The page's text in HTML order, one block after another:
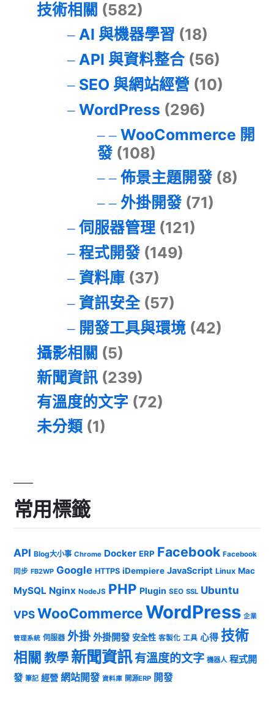
技術相關 (582)
AI 與機器學習 (18)
API 與資料整合(56)
SEO 與網站經營 (10)
WordPress (296)
WooCommerce 開
發(108)
佈景主題開發(8)
外掛開發(71)
伺服器管理(121)
程式開發(149)
資料庫(37)
資訊安全(57)
開發工具與環境(42)
攝影相關 (5)
新聞資訊 (239)
有溫度的文字 (72)
未分類 (1)
常用標籤
API Blog大小事 Chrome Docker ERP Facebook Facebook
同步 FB2WP Google HTTPS iDempiere JavaScript Linux Mac
MySQL Nginx NodeJS PHP Plugin SEO SSL Ubuntu
VPSWooCommerceWordPress 企業
管理系統 伺服器 外掛 外掛開發 安全性 客製化 工具 心得 技術
相關 教學 新聞資訊有溫度的文字 機器人 程式開
發 筆記 經營 網站開發 資料庫 開源ERP 開發